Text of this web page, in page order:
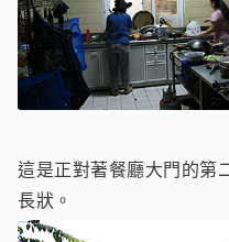
這是正對著餐廳大門的第
長狀。